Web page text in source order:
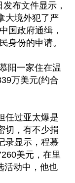
布文件显示，
大境外犯了严
国政府通缉，
身份的申请。
阳一家住在温
万美元(约合
任过亚太爆是
切，有不少捐
录显示，程慕
美元，在里
活动中，他也